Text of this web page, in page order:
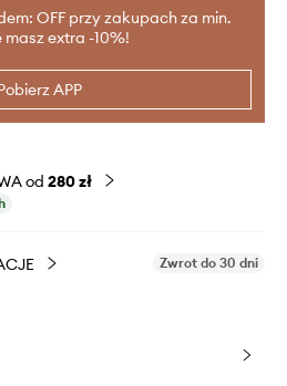
OFF przy zakupach za min.
masz extra -10%!
APP
od 280 zł
Zwrot do 30 dni